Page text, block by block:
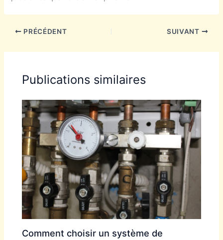
PRÉCÉDENT SUIVANT
Publications similaires
Comment choisir un système de